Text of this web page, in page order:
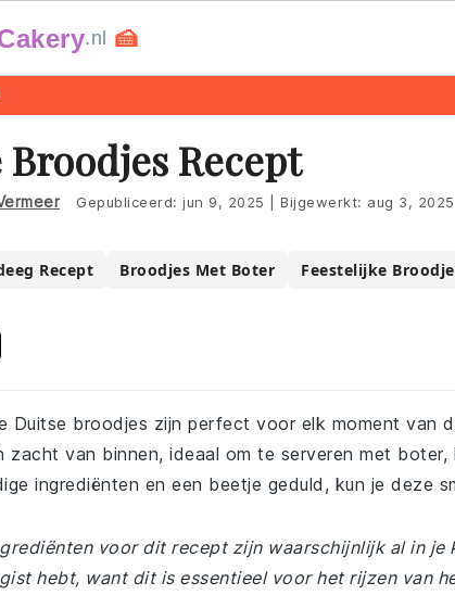
.nl 🍰
Recept
Gepubliceerd: jun 9, 2025 Bijgewerkt: aug 3, 2025
Recept Broodjes Met Boter Feestelijke
Duitse broodjes zijn perfect voor elk moment van
zacht van binnen, ideaal om te serveren met
ingrediënten en een beetje geduld, kun je deze
voor dit recept zijn waarschijnlijk al in je
hebt, want dit is essentieel voor het rijzen van